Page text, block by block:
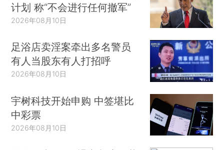
计划 称“不会进行任何撤军”
2026年08月10日
足浴店卖淫案牵出多名警员
有人当股东有人打招呼
2026年08月10日
宇树科技开始申购 中签堪比
中彩票
2026年08月10日